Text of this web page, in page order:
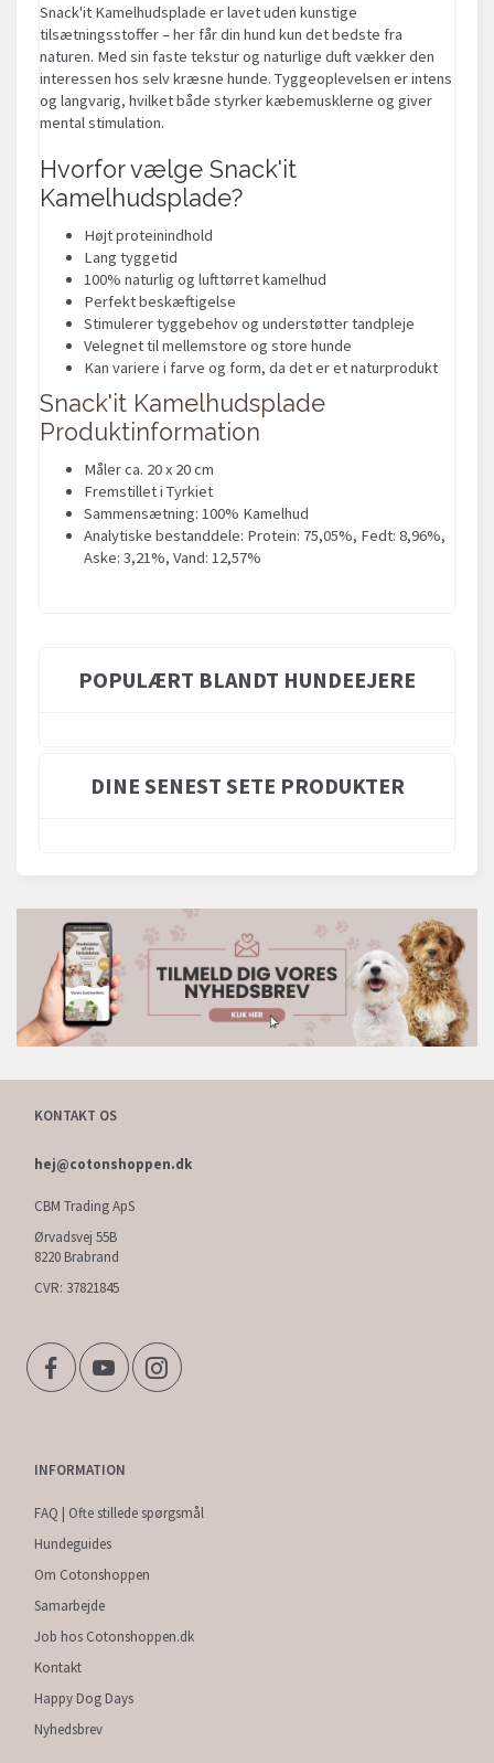
Snack'it Kamelhudsplade er lavet uden kunstige
tilsætningsstoffer – her får din hund kun det bedste fra
naturen. Med sin faste tekstur og naturlige duft vækker den
interessen hos selv kræsne hunde. Tyggeoplevelsen er intens
og langvarig, hvilket både styrker kæbemusklerne og giver
mental stimulation.
Hvorfor vælge Snack'it
Kamelhudsplade?
Højt proteinindhold
Lang tyggetid
100% naturlig og lufttørret kamelhud
Perfekt beskæftigelse
Stimulerer tyggebehov og understøtter tandpleje
Velegnet til mellemstore og store hunde
Kan variere i farve og form, da det er et naturprodukt
Snack'it Kamelhudsplade
Produktinformation
Måler ca. 20 x 20 cm
Fremstillet i Tyrkiet
Sammensætning: 100% Kamelhud
Analytiske bestanddele: Protein: 75,05%, Fedt: 8,96%,
Aske: 3,21%, Vand: 12,57%
POPULÆRT BLANDT HUNDEEJERE
DINE SENEST SETE PRODUKTER
KONTAKT OS
hej@cotonshoppen.dk
CBM Trading ApS
Ørvadsvej 55B
8220 Brabrand
CVR: 37821845
INFORMATION
FAQ | Ofte stillede spørgsmål
Hundeguides
Om Cotonshoppen
Samarbejde
Job hos Cotonshoppen.dk
Kontakt
Happy Dog Days
Nyhedsbrev